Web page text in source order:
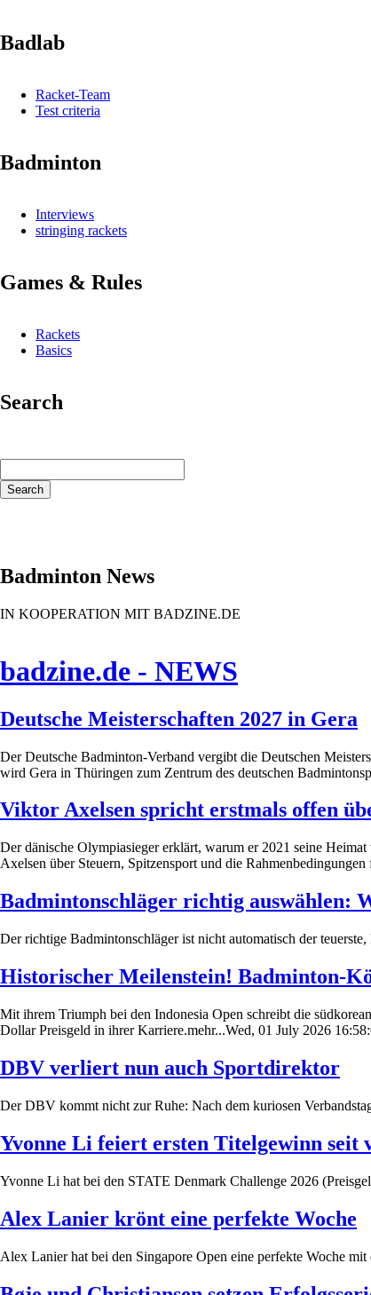
Badlab
Racket-Team
Test criteria
Badminton
Interviews
stringing rackets
Games & Rules
Rackets
Basics
Search
Search
Badminton News
IN KOOPERATION MIT BADZINE.DE
badzine.de - NEWS
Deutsche Meisterschaften 2027 in Gera
Der Deutsche Badminton-Verband vergibt die Deutschen
wird Gera in Thüringen zum Zentrum des deutschen
Viktor Axelsen spricht erstmals offen
Der dänische Olympiasieger erklärt, warum er 2021 seine
Axelsen über Steuern, Spitzensport und die
Badmintonschläger richtig auswählen:
Der richtige Badmintonschläger ist nicht automatisch der
Historischer Meilenstein! Badminton-
Mit ihrem Triumph bei den Indonesia Open schreibt die
Dollar Preisgeld in ihrer Karriere.mehr...Wed, 01 July 2026
DBV verliert nun auch Sportdirektor
Der DBV kommt nicht zur Ruhe: Nach dem kuriosen
Yvonne Li feiert ersten Titelgewinn seit
Yvonne Li hat bei den STATE Denmark Challenge 2026
Alex Lanier krönt eine perfekte Woche
Alex Lanier hat bei den Singapore Open eine perfekte Woche